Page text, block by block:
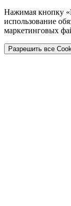
Нажимая кнопку
использование
маркетинговых
Разрешить все